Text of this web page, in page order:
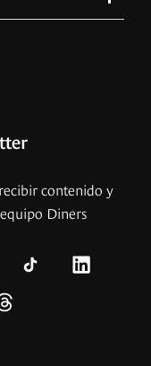
contenido y
Diners